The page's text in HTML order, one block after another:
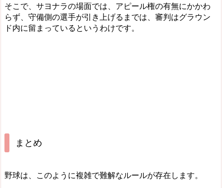
そこで、サヨナラの場面では、アピール権の有無にかかわ
らず、守備側の選手が引き上げるまでは、審判はグラウン
ド内に留まっているというわけです。
まとめ
野球は、このように複雑で難解なルールが存在します。